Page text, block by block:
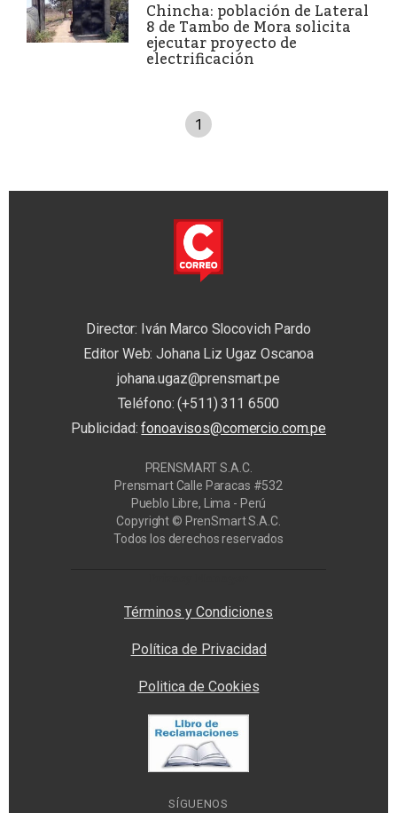
Chincha: población de Lateral
8 de Tambo de Mora solicita
ejecutar proyecto de
electrificación
1
Director: Iván Marco Slocovich Pardo
Editor Web: Johana Liz Ugaz Oscanoa
johana.ugaz@prensmart.pe
Teléfono: (+511) 311 6500
Publicidad:fonoavisos@comercio.com.pe
PRENSMART S.A.C.
Prensmart Calle Paracas #532
Pueblo Libre, Lima - Perú
Copyright © PrenSmart S.A.C.
Todos los derechos reservados
Términos y Condiciones
Política de Privacidad
Politica de Cookies
SÍGUENOS